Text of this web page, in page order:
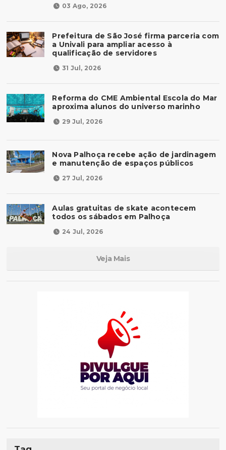
03 Ago, 2026
Prefeitura de São José firma parceria com
a Univali para ampliar acesso à
qualificação de servidores
31 Jul, 2026
Reforma do CME Ambiental Escola do Mar
aproxima alunos do universo marinho
29 Jul, 2026
Nova Palhoça recebe ação de jardinagem
e manutenção de espaços públicos
27 Jul, 2026
Aulas gratuitas de skate acontecem
todos os sábados em Palhoça
24 Jul, 2026
Veja Mais